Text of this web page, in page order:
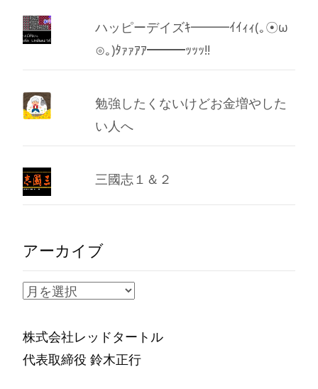
ハッピーデイズｷ━━━ｲｲｨｨ(｡☉ω
⊙｡)ﾀｧｧｱｱ━━━ｯｯｯ!!
勉強したくないけどお金増やした
い人へ
三國志１＆２
アーカイブ
ア
カ
イ
株式会社レッドタートル
代表取締役 鈴木正行